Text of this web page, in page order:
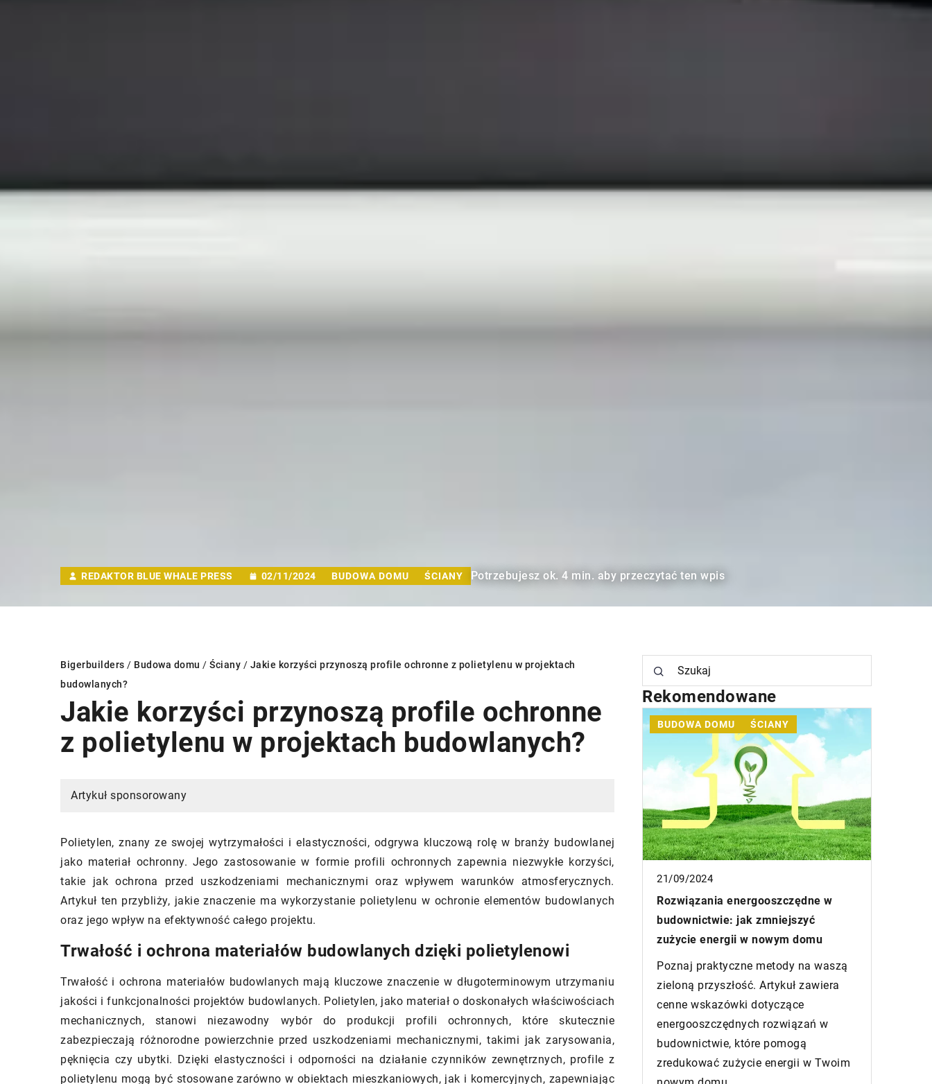
REDAKTOR BLUE WHALE PRESS 02/11/2024 BUDOWA DOMU ŚCIANY Potrzebujesz ok. 4 min. aby przeczytać ten wpis
Bigerbuilders / Budowa domu / Ściany / Jakie korzyści przynoszą profile ochronne z polietylenu w projektach
budowlanych?
Jakie korzyści przynoszą profile ochronne
z polietylenu w projektach budowlanych?
Artykuł sponsorowany
Polietylen, znany ze swojej wytrzymałości i elastyczności, odgrywa kluczową rolę w branży budowlanej
jako materiał ochronny. Jego zastosowanie w formie profili ochronnych zapewnia niezwykłe korzyści,
takie jak ochrona przed uszkodzeniami mechanicznymi oraz wpływem warunków atmosferycznych.
Artykuł ten przybliży, jakie znaczenie ma wykorzystanie polietylenu w ochronie elementów budowlanych
oraz jego wpływ na efektywność całego projektu.
Trwałość i ochrona materiałów budowlanych dzięki polietylenowi
Trwałość i ochrona materiałów budowlanych mają kluczowe znaczenie w długoterminowym utrzymaniu
jakości i funkcjonalności projektów budowlanych. Polietylen, jako materiał o doskonałych właściwościach
mechanicznych, stanowi niezawodny wybór do produkcji profili ochronnych, które skutecznie
zabezpieczają różnorodne powierzchnie przed uszkodzeniami mechanicznymi, takimi jak zarysowania,
pęknięcia czy ubytki. Dzięki elastyczności i odporności na działanie czynników zewnętrznych, profile z
polietylenu mogą być stosowane zarówno w obiektach mieszkaniowych, jak i komercyjnych, zapewniając
Rekomendowane
INSTALACJE WENTYLACJA
19/07/2024
Jakie są najczęstsze błędy przy
projektowaniu systemów
które można popełnić podczas
projektowania systemów
wentylacyjnych oraz dowiedz się, jak
ich uniknąć, by zapewnić sobie
bezpieczne i wydajne środowisko.
INNE
02/12/2025
Jak drewniane konstrukcje wspierają
rozwój dziecięcej wyobraźni i
drewna mogą rozwijać wyobraźnię
oraz kreatywność dzieci, oferując im
nieograniczone możliwości twórcze i
wspierając ich rozwój poznawczy.
BUDOWA DOMU ŚCIANY
21/09/2024
Rozwiązania energooszczędne w
Poznaj praktyczne metody na waszą
zieloną przyszłość. Artykuł zawiera
cenne wskazówki dotyczące
energooszczędnych rozwiązań w
budownictwie, które pomogą
zredukować zużycie energii w Twoim
INSTALACJE WENTYLACJA
19/07/2024
Jakie są najczęstsze błędy przy
projektowaniu systemów
wentylacyjnych?
Odkryj najpowszechniejsze błędy,
które można popełnić podczas
projektowania systemów
wentylacyjnych oraz dowiedz się, jak
ich uniknąć, by zapewnić sobie
bezpieczne i wydajne środowisko.